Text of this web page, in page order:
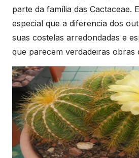
parte da família das Cactaceae.
especial que a diferencia dos
suas costelas arredondadas e
que parecem verdadeiras obras